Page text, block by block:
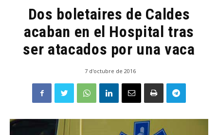
Dos boletaires de Caldes
acaban en el Hospital tras
ser atacados por una vaca
7 d'octubre de 2016